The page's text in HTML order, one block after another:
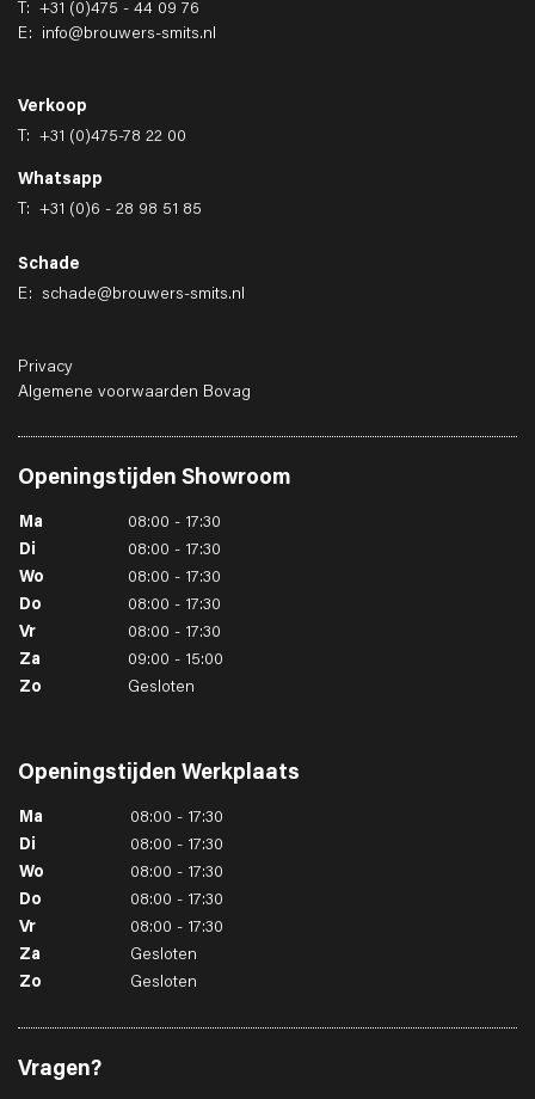
T: +31 (0)475 - 44 09 76
E: info@brouwers-smits.nl
Verkoop
T: +31 (0)475-78 22 00
Whatsapp
T: +31 (0)6 - 28 98 51 85
Schade
E: schade@brouwers-smits.nl
Privacy
Algemene voorwaarden Bovag
Openingstijden Showroom
Ma
08:00 - 17:30
Di
08:00 - 17:30
Wo
08:00 - 17:30
Do
08:00 - 17:30
Vr
08:00 - 17:30
Za
09:00 - 15:00
Zo
Gesloten
Openingstijden Werkplaats
Ma
08:00 - 17:30
Di
08:00 - 17:30
Wo
08:00 - 17:30
Do
08:00 - 17:30
Vr
08:00 - 17:30
Za
Gesloten
Zo
Gesloten
Vragen?